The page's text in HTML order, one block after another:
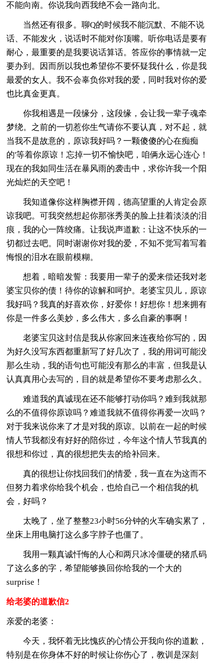
不能向南。你说我向西我绝不会一路向北。
当然还有很多。聊Q的时候我不能沉默、不能不说
话、不能发火，说话时不能对你顶嘴。听你电话是要有
耐心，最重要的是我要说话算话。答应你的事情就一定
要办到。因而所以我也希望你不要怀疑我什么，你是我
最爱的女人。我不会辜负你对我的爱，同时我对你的爱
也比真金更真。
你我相遇是一段缘分，这段缘，会让我一辈子魂牵
梦绕。之前的一切惹你生气请你不要认真，对不起，就
当我不是故意的，原谅我好吗？一颗傻傻的心在痴痴
的'等着你原谅！忘掉一切不愉快吧，咱俩永远心连心！
现在的我如同生活在暴风雨的袭击中，求你许我一个阳
光灿烂的天空吧！
我知道像你这样胸襟开阔，德高望重的人肯定会原
谅我吧。可我突然想起你那张秀美的脸上挂着淡淡的泪
痕，我的心一阵绞痛。让我说声道歉：让这不快乐的一
切都过去吧。同时谢谢你对我的爱，不知不觉写着写着
悔恨的泪水在眼前模糊。
想着，暗暗发誓：我要用一辈子的爱来偿还我对老
婆宝贝你的债！待你的谅解和呵护。老婆宝贝儿，原谅
我好吗？我真的好喜欢你，好爱你！好想你！想来拥有
你是一件多么美妙，多么伟大，多么自豪的事啊！
老婆宝贝这封信是我从你家回来连夜给你写的，因
为好久没写东西都重新写了好几次了，我的用词可能没
那么生动，我的语句也可能没有那么的丰富，但我是认
认真真用心去写的，目的就是希望你不要考虑那么久。
难道我的真诚现在还不能够打动你吗？难到我就那
么的不值得你原谅吗？难道我就不值得你再爱一次吗？
对于我来说你来了才是对我的原谅。以前在一起的时候
情人节我都没有好好的陪你过，今年这个情人节我真的
很想和你过，真的很想把失去的给补回来。
真的很想让你找回我们的情爱，我一直在为这而不
但努力着求你给我个机会，也给自己一个相信我的机
会，好吗？
太晚了，坐了整整23小时56分钟的火车确实累了，
坐床上用电脑打这么多字脖子也僵了。
我用一颗真诚忏悔的人心和两只冰冷僵硬的猪爪码
了这么多的字，希望能够换回你给我的一个大的
surprise！
给老婆的道歉信2
亲爱的老婆：
今天，我怀着无比愧疚的心情公开我向你的道歉，
特别是在你身体不好的时候让你伤心了，教训是深刻